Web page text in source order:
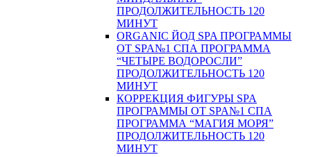
ПРОДОЛЖИТЕЛЬНОСТЬ 120
МИНУТ
ORGANIC ЙОД SPA ПРОГРАММЫ
ОТ SPA№1 СПА ПРОГРАММА
“ЧЕТЫРЕ ВОДОРОСЛИ”
ПРОДОЛЖИТЕЛЬНОСТЬ 120
МИНУТ
КОРРЕКЦИЯ ФИГУРЫ SPA
ПРОГРАММЫ ОТ SPA№1 СПА
ПРОГРАММА “МАГИЯ МОРЯ”
ПРОДОЛЖИТЕЛЬНОСТЬ 120
МИНУТ